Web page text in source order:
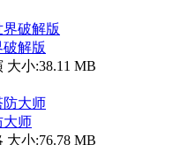
解版
大小:38.11 MB
大师
大小:76.78 MB